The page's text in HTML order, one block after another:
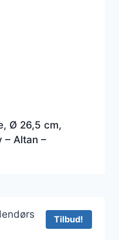
Ø 26,5 cm,
– Altan –
Tilbud!